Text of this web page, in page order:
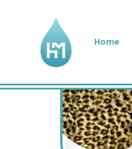
Home